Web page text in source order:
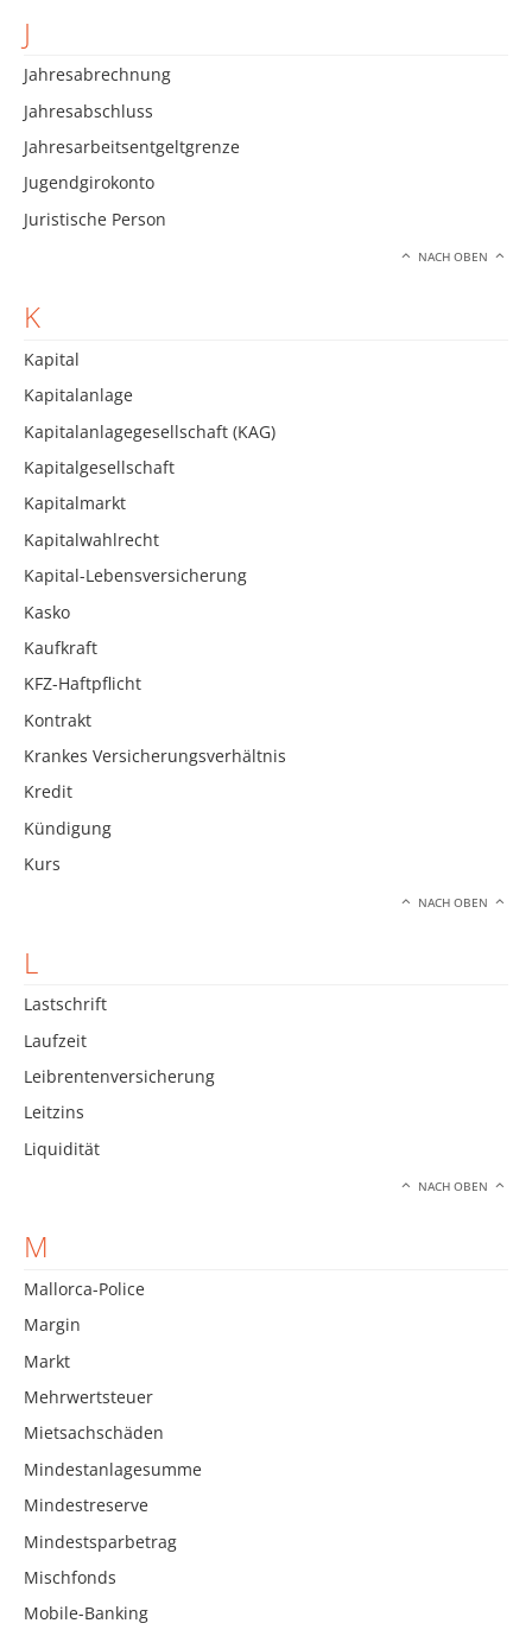
J
Jahresabrechnung
Jahresabschluss
Jahresarbeitsentgeltgrenze
Jugendgirokonto
Juristische Person
NACH OBEN
K
Kapital
Kapitalanlage
Kapitalanlagegesellschaft (KAG)
Kapitalgesellschaft
Kapitalmarkt
Kapitalwahlrecht
Kapital-Lebensversicherung
Kasko
Kaufkraft
KFZ-Haftpflicht
Kontrakt
Krankes Versicherungsverhältnis
Kredit
Kündigung
Kurs
NACH OBEN
L
Lastschrift
Laufzeit
Leibrentenversicherung
Leitzins
Liquidität
NACH OBEN
M
Mallorca-Police
Margin
Markt
Mehrwertsteuer
Mietsachschäden
Mindestanlagesumme
Mindestreserve
Mindestsparbetrag
Mischfonds
Mobile-Banking